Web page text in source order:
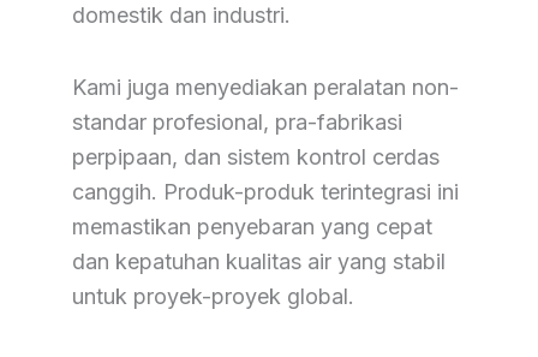
domestik dan industri.
Kami juga menyediakan peralatan non-
standar profesional, pra-fabrikasi
perpipaan, dan sistem kontrol cerdas
canggih. Produk-produk terintegrasi ini
memastikan penyebaran yang cepat
dan kepatuhan kualitas air yang stabil
untuk proyek-proyek global.